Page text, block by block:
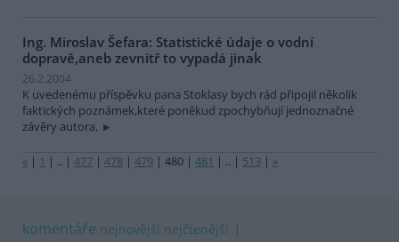
Ing. Miroslav Šefara: Statistické údaje o vodní
dopravě,aneb zevnitř to vypadá jinak
26.2.2004
K uvedenému příspěvku pana Stoklasy bych rád připojil několik
faktických poznámek,které poněkud zpochybňují jednoznačné
závěry autora.
« | 1 | .. | 477 | 478 | 479 | 480 | 481 | .. | 513 | »
komentáře nejnovější nejčtenější